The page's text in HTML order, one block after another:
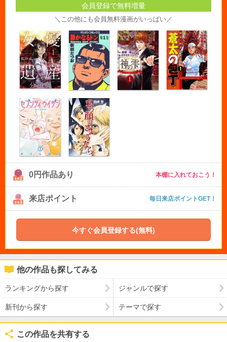
会員登録で無料増量
＼この他にも会員無料漫画がいっぱい／
0円作品あり 本棚に入れておこう！
来店ポイント 毎日来店ポイントGET！
今すぐ会員登録する(無料)
他の作品も探してみる
ランキングから探す ジャンルで探す
新刊から探す テーマで探す
この作品を共有する